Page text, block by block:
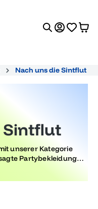
Nach uns die Sintflut
Sintflut
unserer Kategorie
Partybekleidung
Stil
und feiere stilvoll.